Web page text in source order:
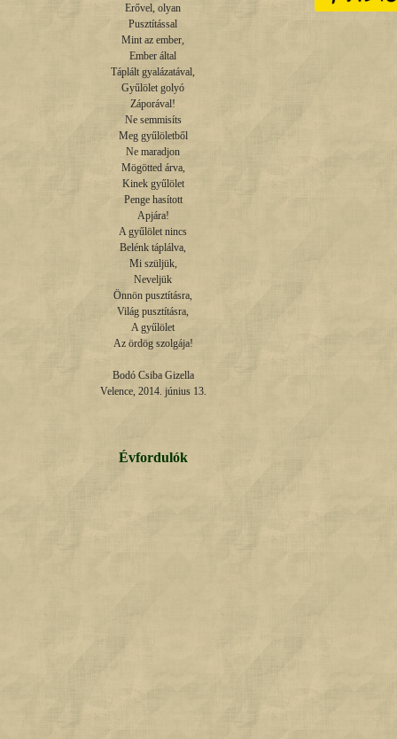
Erővel, olyan
Pusztítással
Mint az ember,
Ember által
Táplált gyalázatával,
Gyűlölet golyó
Záporával!
Ne semmisíts
Meg gyűlöletből
Ne maradjon
Mögötted árva,
Kinek gyűlölet
Penge hasított
Apjára!
A gyűlölet nincs
Belénk táplálva,
Mi szüljük,
Neveljük
Önnön pusztításra,
Világ pusztításra,
A gyűlölet
Az ördög szolgája!
Bodó Csiba Gizella
Velence, 2014. június 13.
Évfordulók